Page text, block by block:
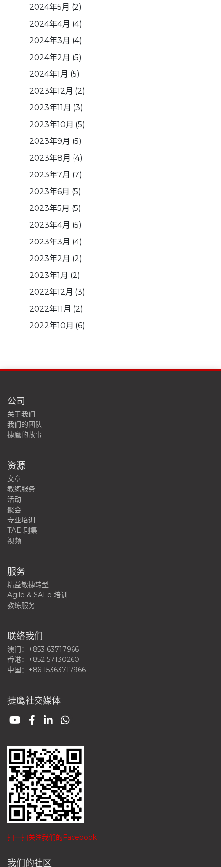
2024年5月 (2)
2024年4月 (4)
2024年3月 (4)
2024年2月 (5)
2024年1月 (5)
2023年12月 (2)
2023年11月 (3)
2023年10月 (5)
2023年9月 (5)
2023年8月 (4)
2023年7月 (7)
2023年6月 (5)
2023年5月 (5)
2023年4月 (5)
2023年3月 (4)
2023年2月 (2)
2023年1月 (2)
2022年12月 (3)
2022年11月 (2)
2022年10月 (6)
公司
关于我们
我们的团队
捷鹰的故事
资源
文章
教练服务
活动
聚会
专业培训
TAE 剧集
视频
服务
精益敏捷转型
Agile & SAFe 培训
教练服务
联络我们
澳门：+853 63717966
香港：+852 57130260
中国：+86 15363717966
捷鹰社交媒体
扫一扫关注我们的Facebook
我们的社区